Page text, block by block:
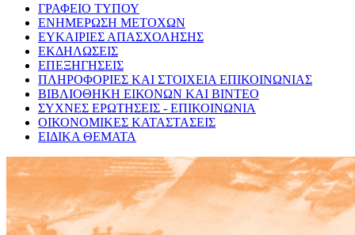
ΓΡΑΦΕΙΟ ΤΥΠΟΥ
ΕΝΗΜΕΡΩΣΗ ΜΕΤΟΧΩΝ
ΕΥΚΑΙΡΙΕΣ ΑΠΑΣΧΟΛΗΣΗΣ
ΕΚΔΗΛΩΣΕΙΣ
ΕΠΕΞΗΓΗΣΕΙΣ
ΠΛΗΡΟΦΟΡΙΕΣ ΚΑΙ ΣΤΟΙΧΕΙΑ ΕΠΙΚΟΙΝΩΝΙΑΣ
ΒΙΒΛΙΟΘΗΚΗ ΕΙΚΟΝΩΝ ΚΑΙ ΒΙΝΤΕΟ
ΣΥΧΝΕΣ ΕΡΩΤΗΣΕΙΣ - ΕΠΙΚΟΙΝΩΝΙΑ
ΟΙΚΟΝΟΜΙΚΕΣ ΚΑΤΑΣΤΑΣΕΙΣ
ΕΙΔΙΚΑ ΘΕΜΑΤΑ